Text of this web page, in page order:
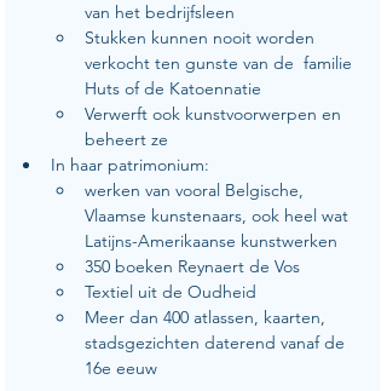
van het bedrijfsleen
Stukken kunnen nooit worden
verkocht ten gunste van de  familie
Huts of de Katoennatie
Verwerft ook kunstvoorwerpen en
beheert ze
In haar patrimonium:
werken van vooral Belgische,
Vlaamse kunstenaars, ook heel wat
Latijns-Amerikaanse kunstwerken
350 boeken Reynaert de Vos
Textiel uit de Oudheid
Meer dan 400 atlassen, kaarten,
stadsgezichten daterend vanaf de
16e eeuw